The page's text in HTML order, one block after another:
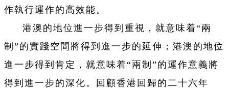
作執行運作的高效能。
港澳的地位進一步得到重視，就意味着“兩
制”的實踐空間將得到進一步的延伸；港澳的地位
進一步得到肯定，就意味着“兩制”的運作意義將
得到進一步的深化。回顧香港回歸的二十六年